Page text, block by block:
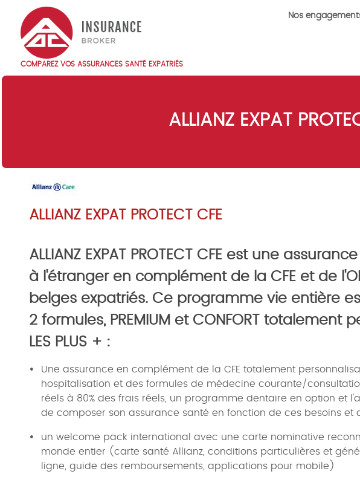
main
content
Top
Nos
COMPAREZ VOS ASSURANCES SANTÉ EXPATRIÉS
Main
ALLIANZ EXPAT
ALLIANZ EXPAT PROTECT CFE
ALLIANZ EXPAT PROTECT CFE est une
à l'étranger en complément de la CFE et de
belges expatriés. Ce programme vie entière
2 formules, PREMIUM et CONFORT totalement
LES PLUS + :
Une assurance en complément de la CFE totalement
hospitalisation et des formules de médecine courante/
réels à 80% des frais réels, un programme dentaire en option et
de composer son assurance santé en fonction de ces besoins et
un welcome pack international avec une carte nominative
monde entier (carte santé Allianz, conditions particulières et
ligne, guide des remboursements, applications pour mobile)